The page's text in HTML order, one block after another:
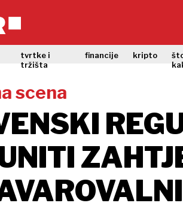
tvrtke i
tržišta
financije kripto
scena